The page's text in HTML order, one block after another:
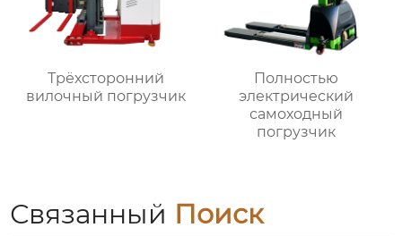
Трёхсторонний
вилочный погрузчик
Полностью
электрический
самоходный
погрузчик
Связанный Поиск